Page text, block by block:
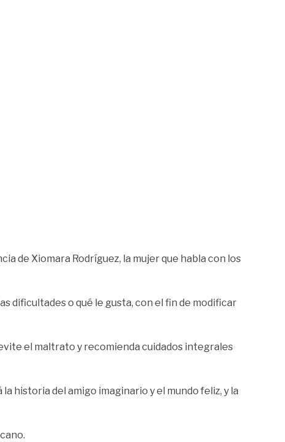
de Xiomara Rodríguez, la mujer que habla con los
dificultades o qué le gusta, con el fin de modificar
el maltrato y recomienda cuidados integrales
historia del amigo imaginario y el mundo feliz, y la